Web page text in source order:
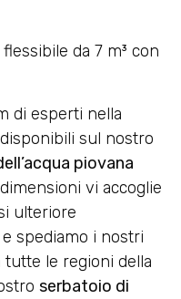
da 7 m³ con
di esperti nella
disponibili sul nostro
piovana
vi accoglie
ulteriore
spediamo i nostri
le regioni della
serbatoio di